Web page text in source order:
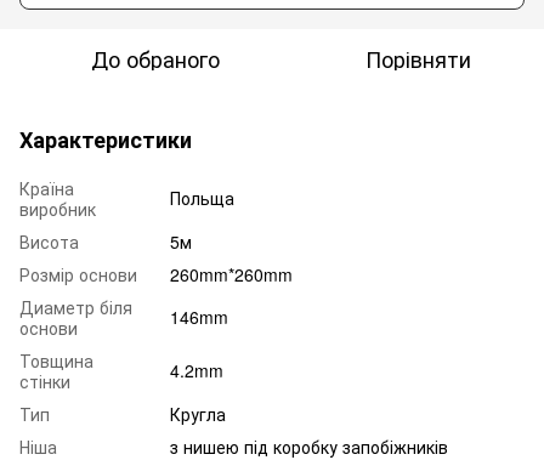
До обраного Порівняти
Характеристики
Країна
виробник
Польща
Висота
5м
Розмір основи
260mm*260mm
Диаметр біля
основи
146mm
Товщина
стінки
4.2mm
Тип
Кругла
Ніша
з нишею під коробку запобіжників